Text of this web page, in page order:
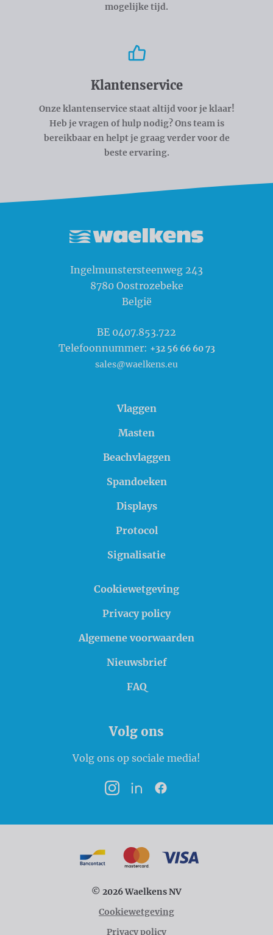
mogelijke tijd.
Klantenservice
Onze klantenservice staat altijd voor je klaar!
Heb je vragen of hulp nodig? Ons team is
bereikbaar en helpt je graag verder voor de
beste ervaring.
Ingelmunstersteenweg 243
8780 Oostrozebeke
België
BE 0407.853.722
Telefoonnummer: +32 56 66 60 73
sales@waelkens.eu
Vlaggen
Masten
Beachvlaggen
Spandoeken
Displays
Protocol
Signalisatie
Cookiewetgeving
Privacy policy
Algemene voorwaarden
Nieuwsbrief
FAQ
Volg ons
Volg ons op sociale media!
InstagramLinkedInFacebook
© 2026 Waelkens NV
Cookiewetgeving
Privacy policy
Betaalmogelijkheden
BancontactMasterCard
VISA